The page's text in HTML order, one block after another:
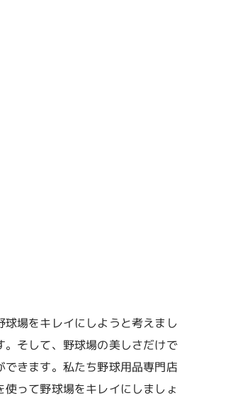
場をキレイにしようと考えまし
そして、野球場の美しさだけで
きます。私たち野球用品専門店
って野球場をキレイにしましょ